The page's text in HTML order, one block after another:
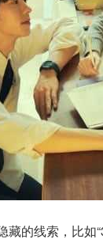
的线索，比如